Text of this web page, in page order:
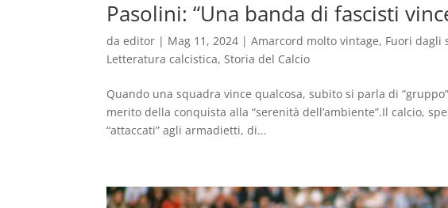
Pasolini: “Una banda di fascisti
daeditor | Mag 11, 2024 |Amarcord molto vintage, Fuori dagli
Letteratura calcistica, Storia del Calcio
Quando una squadra vince qualcosa, subito si parla di
merito della conquista alla “serenità dell’ambiente”.Il calcio,
“attaccati” agli armadietti, di...